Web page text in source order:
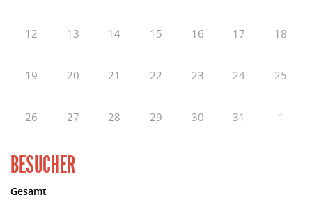
12 13 14 15 16 17 18
19 20 21 22 23 24 25
26 27 28 29 30 31 1
BESUCHER
Gesamt